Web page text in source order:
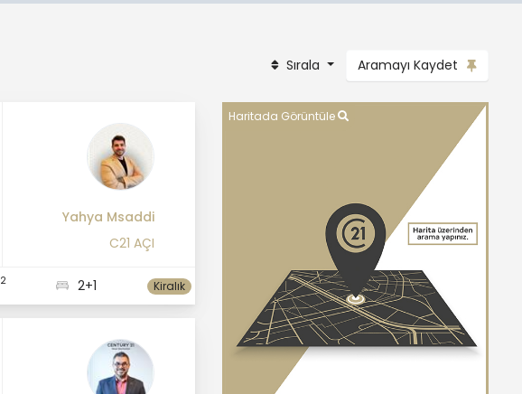
Sırala Aramayı Kaydet
Yahya Msaddi
C21 AÇI
2 2+1 Kiralık
Haritada Görüntüle